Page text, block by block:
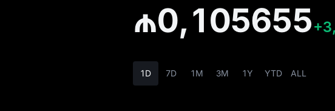
₼0,105655
1D 7D 1M 3M 1Y YTD ALL